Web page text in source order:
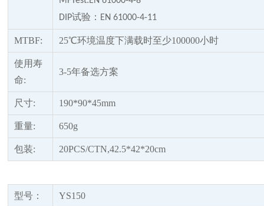
DIP试验： EN 61000-4-11
MTBF: 25℃环境温度下满载时至少100000小时
使用寿
命:
3-5年备选方案
尺寸: 190*90*45mm
重量: 650g
包装: 20PCS/CTN,42.5*42*20cm
型号： YS150